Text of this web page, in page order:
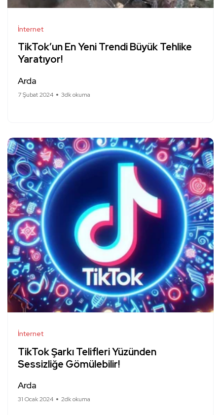
İnternet
TikTok’un En Yeni Trendi Büyük Tehlike
Yaratıyor!
Arda
7 Şubat 2024 3dk okuma
İnternet
TikTok Şarkı Telifleri Yüzünden
Sessizliğe Gömülebilir!
Arda
31 Ocak 2024 2dk okuma